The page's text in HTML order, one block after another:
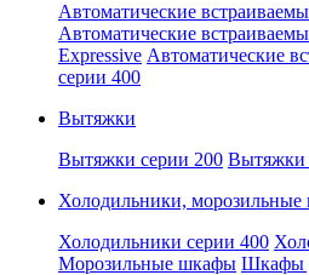
Автоматические
Автоматические
Expressive Автоматические
серии 400
Вытяжки
Вытяжки серии 200 Вытяжки
Холодильники,
Холодильники серии 400
Морозильные шкафы Шкафы